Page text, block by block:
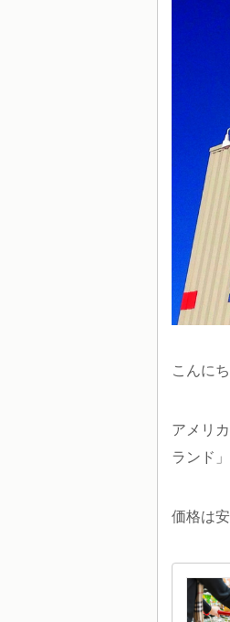
こんに
アメリ
ランド
価格は